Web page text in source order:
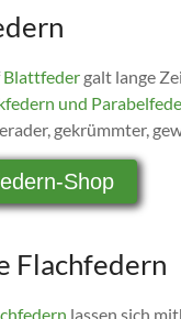
Blattfeder galt lange
und
gekrümmter,
Shop
Flachfedern
lassen sich